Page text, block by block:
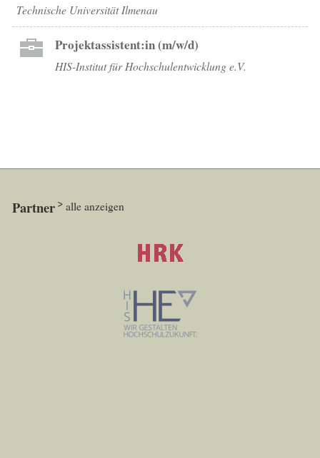
Technische Universität Ilmenau
Projektassistent:in (m/w/d)
HIS-Institut für Hochschulentwicklung e.V.
Partner alle anzeigen